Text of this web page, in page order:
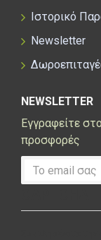
Ιστορικό
Newsletter
NEWSLETTER
Εγγραφείτε
προσφορές